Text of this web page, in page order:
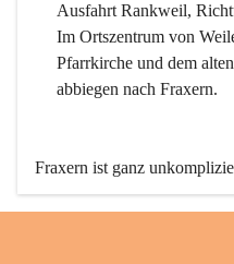
Ausfahrt Rankweil,
Im Ortszentrum von
Pfarrkirche und dem
abbiegen nach Fraxern.
Fraxern ist ganz
den öffentlichen